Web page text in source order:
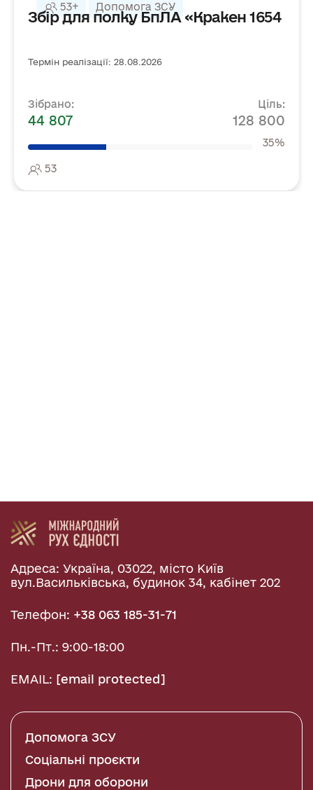
53+ Допомога ЗСУ
Збір для полку БпЛА «Кракен 1654
Термін реалізації: 28.08.2026
Зібрано:
44 807
Ціль:
128 800
35%
53
Адреса: Україна, 03022, місто Київ
вул.Васильківська, будинок 34, кабінет 202
Телефон: +38 063 185-31-71
Пн.-Пт.: 9:00-18:00
EMAIL: [email protected]
Допомога ЗСУ
Соціальні проєкти
Дрони для оборони